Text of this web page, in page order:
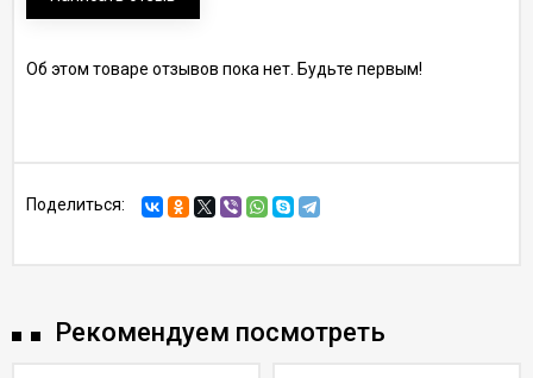
Об этом товаре отзывов пока нет. Будьте первым!
Поделиться:
Рекомендуем посмотреть